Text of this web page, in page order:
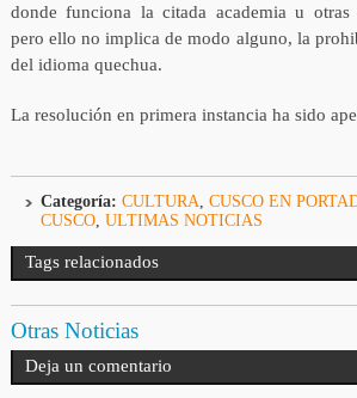
donde funciona la citada academia u otras
pero ello no implica de modo alguno, la
del idioma quechua.
La resolución en primera instancia ha sido
Categoría: CULTURA CUSCO EN
CUSCO, ULTIMAS NOTICIAS
Tags relacionados
Otras Noticias
Deja un comentario